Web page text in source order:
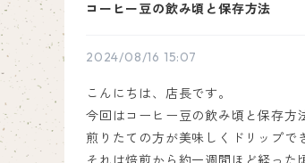
コーヒー豆の飲み頃と保存方法
2024/08/16 15:07
こんにちは、店長です。
今回はコーヒー豆の飲み頃と保存方
煎りたての方が美味しくドリップで